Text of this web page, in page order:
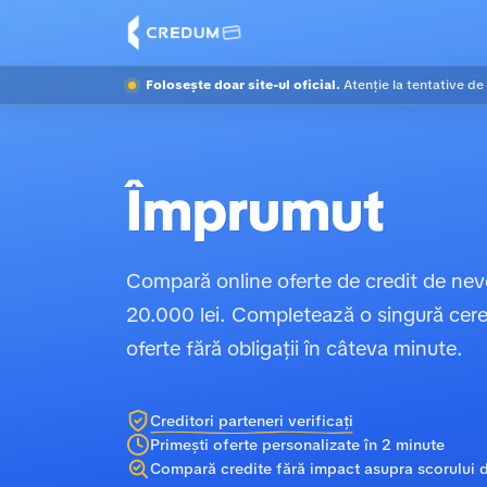
Folosește doar site-ul oficial. Atenție la tentative
Împrumut
Compară online oferte de credit de
20.000 lei. Completează o singură
oferte fără obligații în câteva minute.
Creditori parteneri verificați
Primești oferte personalizate în 2 minute
Compară credite fără impact asupra scorului